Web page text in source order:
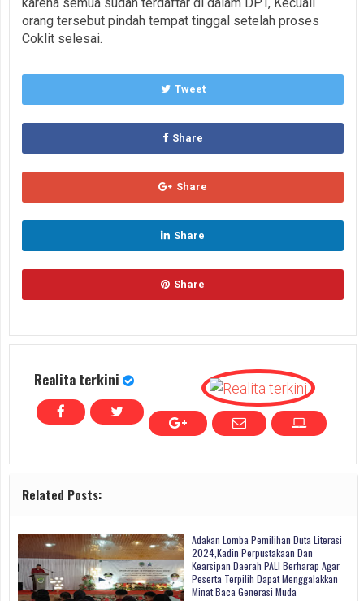
orang tersebut pindah tempat tinggal setelah proses
Coklit selesai.
Tweet
Share
Share
Share
Share
Realita terkini
Related Posts:
Adakan Lomba Pemilihan Duta Literasi
2024,Kadin Perpustakaan Dan
Kearsipan Daerah PALI Berharap Agar
Peserta Terpilih Dapat Menggalakkan
Minat Baca Generasi Muda